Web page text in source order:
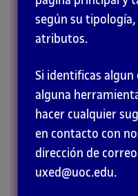
según su
atributos.
Si identificas algun
alguna
hacer cualquier
en contacto con
dirección de
uxed@uoc.edu.